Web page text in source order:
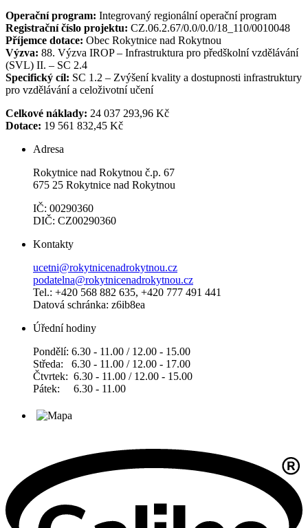
Operační program: Integrovaný regionální operační program
Registrační číslo projektu: CZ.06.2.67/0.0/0.0/18_110/0010048
Příjemce dotace: Obec Rokytnice nad Rokytnou
Výzva: 88. Výzva IROP – Infrastruktura pro předškolní vzdělávání
(SVL) II. – SC 2.4
Specifický cíl: SC 1.2 – Zvýšení kvality a dostupnosti infrastruktury
pro vzdělávání a celoživotní učení
Celkové náklady: 24 037 293,96 Kč
Dotace: 19 561 832,45 Kč
Adresa
Rokytnice nad Rokytnou č.p. 67
675 25 Rokytnice nad Rokytnou
IČ: 00290360
DIČ: CZ00290360
Kontakty
ucetni@rokytnicenadrokytnou.cz
podatelna@rokytnicenadrokytnou.cz
Tel.: +420 568 882 635, +420 777 491 441
Datová schránka: z6ib8ea
Úřední hodiny
Pondělí: 6.30 - 11.00 / 12.00 - 15.00
Středa: 6.30 - 11.00 / 12.00 - 17.00
Čtvrtek: 6.30 - 11.00 / 12.00 - 15.00
Pátek: 6.30 - 11.00